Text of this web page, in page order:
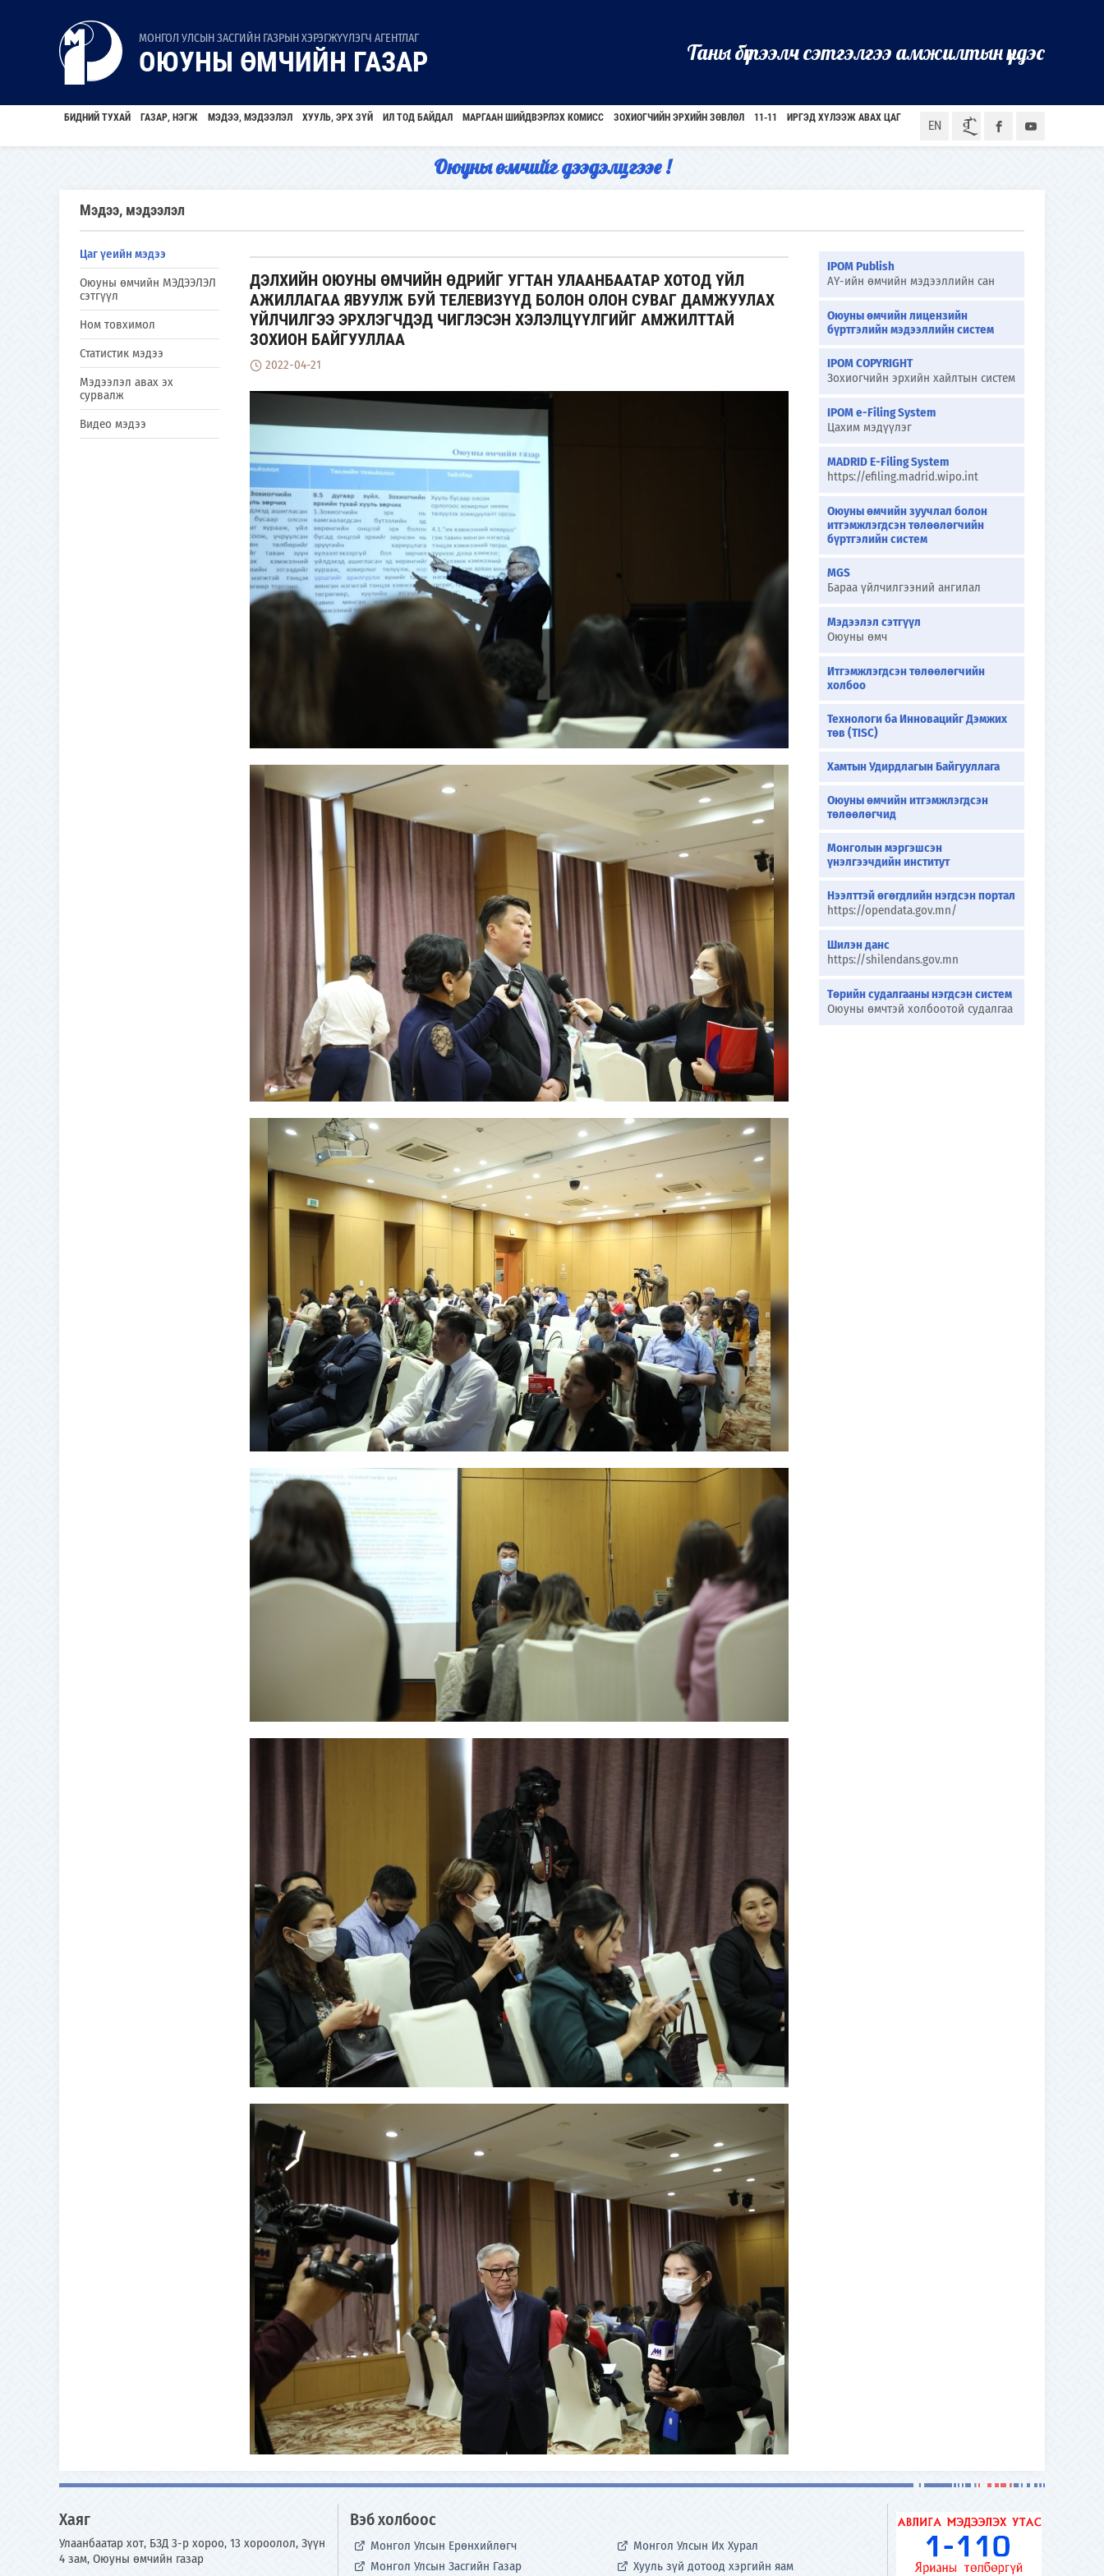
МОНГОЛ УЛСЫН ЗАСГИЙН ГАЗРЫН ХЭРЭГЖҮҮЛЭГЧ АГЕНТЛАГ
ОЮУНЫ ӨМЧИЙН ГАЗАР Таны бүтээлч сэтгэлгээ амжилтын үндэс
EN ᠮᠣᠨ
БИДНИЙ ТУХАЙ ГАЗАР, НЭГЖ МЭДЭЭ, МЭДЭЭЛЭЛ ХУУЛЬ, ЭРХ ЗҮЙ ИЛ ТОД БАЙДАЛ МАРГААН ШИЙДВЭРЛЭХ КОМИСС ЗОХИОГЧИЙН ЭРХИЙН ЗӨВЛӨЛ 11-11 ИРГЭД ХҮЛЭЭЖ АВАХ ЦАГ
Оюуны өмчийг дээдэлцгээе !
Мэдээ, мэдээлэл
Цаг үеийн мэдээ
Оюуны өмчийн МЭДЭЭЛЭЛ
сэтгүүл
Ном товхимол
Статистик мэдээ
Мэдээлэл авах эх
сурвалж
Видео мэдээ
ДЭЛХИЙН ОЮУНЫ ӨМЧИЙН ӨДРИЙГ УГТАН УЛААНБААТАР ХОТОД ҮЙЛ
АЖИЛЛАГАА ЯВУУЛЖ БУЙ ТЕЛЕВИЗҮҮД БОЛОН ОЛОН СУВАГ ДАМЖУУЛАХ
ҮЙЛЧИЛГЭЭ ЭРХЛЭГЧДЭД ЧИГЛЭСЭН ХЭЛЭЛЦҮҮЛГИЙГ АМЖИЛТТАЙ
ЗОХИОН БАЙГУУЛЛАА
2022-04-21
IPOM Publish
АҮ-ийн өмчийн мэдээллийн сан
Оюуны өмчийн лицензийн
бүртгэлийн мэдээллийн систем
IPOM COPYRIGHT
Зохиогчийн эрхийн хайлтын систем
IPOM e-Filing System
Цахим мэдүүлэг
MADRID E-Filing System
https://efiling.madrid.wipo.int
Оюуны өмчийн зуучлал болон
итгэмжлэгдсэн төлөөлөгчийн
бүртгэлийн систем
MGS
Бараа үйлчилгээний ангилал
Мэдээлэл сэтгүүл
Оюуны өмч
Итгэмжлэгдсэн төлөөлөгчийн
холбоо
Технологи ба Инновацийг Дэмжих
төв (TISC)
Хамтын Удирдлагын Байгууллага
Оюуны өмчийн итгэмжлэгдсэн
төлөөлөгчид
Монголын мэргэшсэн
үнэлгээчдийн институт
Нээлттэй өгөгдлийн нэгдсэн портал
https://opendata.gov.mn/
Шилэн данс
https://shilendans.gov.mn
Төрийн судалгааны нэгдсэн систем
Оюуны өмчтэй холбоотой судалгаа
Хаяг
Улаанбаатар хот, БЗД 3-р хороо, 13 хороолол, Зүүн
4 зам, Оюуны өмчийн газар
Вэб холбоос
Монгол Улсын Ерөнхийлөгч
Монгол Улсын Их Хурал
Монгол Улсын Засгийн Газар
Хууль зүй дотоод хэргийн яам